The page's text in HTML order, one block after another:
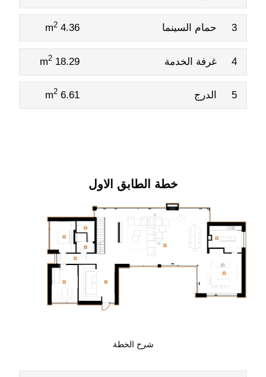
3 حمام السينما 4.36 m
2
4 غرفة الخدمة 18.29 m
2
5 الدرج 6.61 m
2
خطة الطابق الاول
شرح الخطة